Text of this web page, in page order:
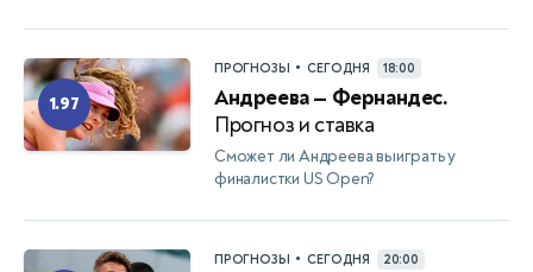
1.97
ПРОГНОЗЫ • СЕГОДНЯ 18:00
Андреева — Фернандес.
Прогноз и ставка
Сможет ли Андреева выиграть у
финалистки US Open?
ПРОГНОЗЫ • СЕГОДНЯ 20:00